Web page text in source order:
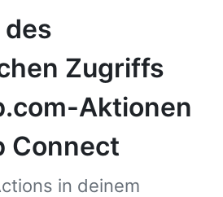
Zugriffs
Aktionen
Connect
in deinem